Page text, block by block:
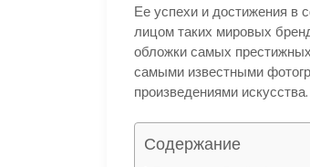
Ее успехи и достижения в
лицом таких мировых
обложки самых
самыми известными
произведениями искусства.
Содержание